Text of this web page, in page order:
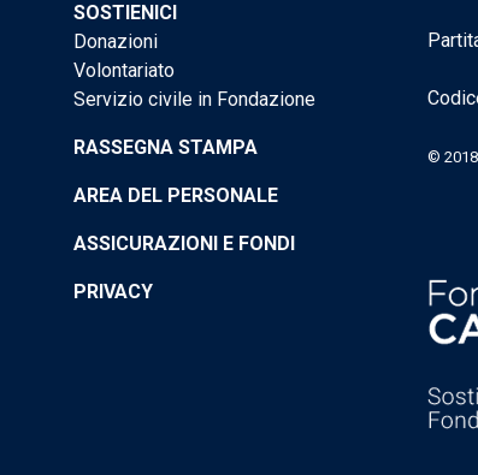
SOSTIENICI
Donazioni
Volontariato
Servizio civile in Fondazione
RASSEGNA STAMPA
AREA DEL PERSONALE
ASSICURAZIONI E FONDI
PRIVACY
©